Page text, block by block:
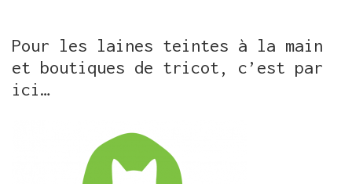
Pour les laines teintes à la main
et boutiques de tricot, c’est par
ici…